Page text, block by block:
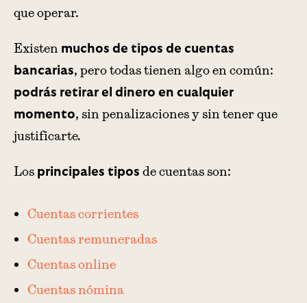
que operar.
Existen muchos de tipos de cuentas
bancarias, pero todas tienen algo en común:
podrás retirar el dinero en cualquier
momento, sin penalizaciones y sin tener que
justificarte.
Los principales tipos de cuentas son:
Cuentas corrientes
Cuentas remuneradas
Cuentas online
Cuentas nómina